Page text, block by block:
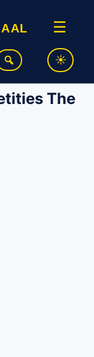
☰
The